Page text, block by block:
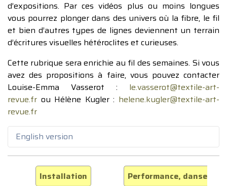
d’expositions. Par ces vidéos plus ou moins longues
vous pourrez plonger dans des univers où la fibre, le fil
et bien d’autres types de lignes deviennent un terrain
d’écritures visuelles hétéroclites et curieuses.
Cette rubrique sera enrichie au fil des semaines. Si vous
avez des propositions à faire, vous pouvez contacter
Louise-Emma Vasserot : le.vasserot@textile-art-
revue.fr ou Hélène Kugler : helene.kugler@textile-art-
revue.fr
English version
Installation
Performance, danse